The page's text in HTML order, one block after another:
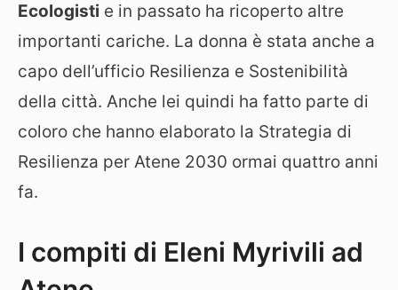
Ecologisti e in passato ha ricoperto altre
importanti cariche. La donna è stata anche a
capo dell’ufficio Resilienza e Sostenibilità
della città. Anche lei quindi ha fatto parte di
coloro che hanno elaborato la Strategia di
Resilienza per Atene 2030 ormai quattro anni
fa.
I compiti di Eleni Myrivili ad